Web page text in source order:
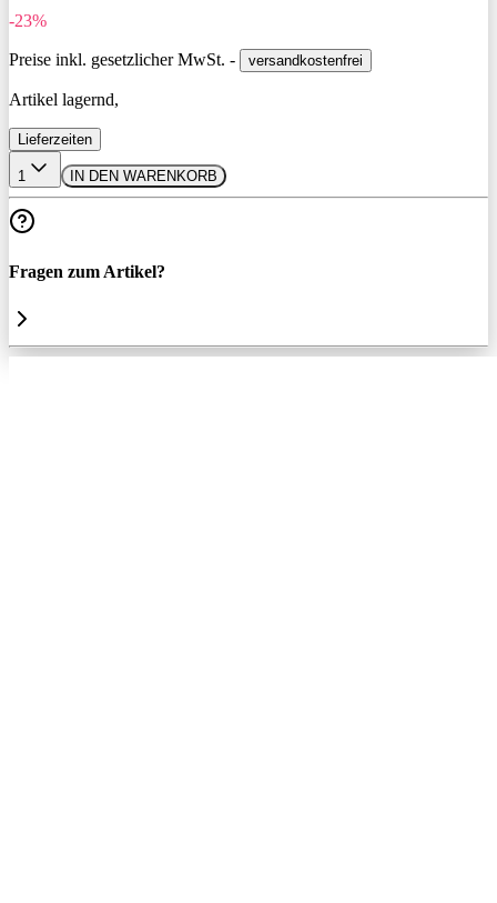
-23%
Preise inkl. gesetzlicher MwSt. - versandkostenfrei
Artikel lagernd,
Lieferzeiten
1 IN DEN WARENKORB
Fragen zum Artikel?